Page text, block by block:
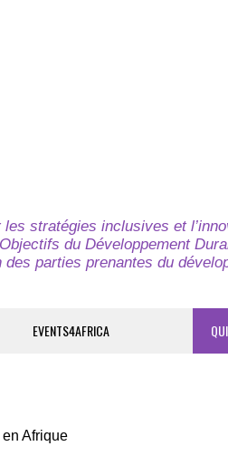
stratégies inclusives et
du Développement
des parties prenantes du
EVENTS4AFRICA